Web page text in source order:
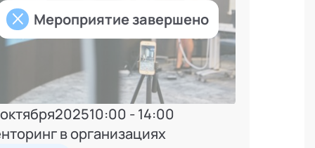
Мероприятие завершено
202510:00 - 14:00
в организациях